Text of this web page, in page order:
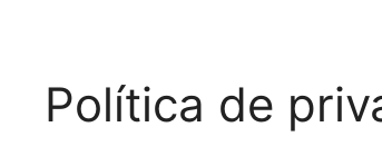
Política de